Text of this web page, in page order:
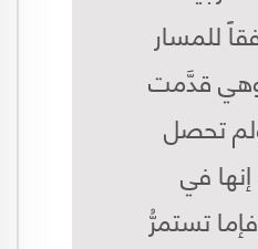
للمسار
وهي قدَّمت
تحصل
في
تستمرُّ